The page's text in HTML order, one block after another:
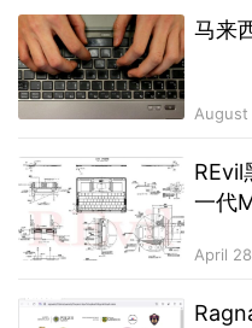
马来
REvil
一代
April